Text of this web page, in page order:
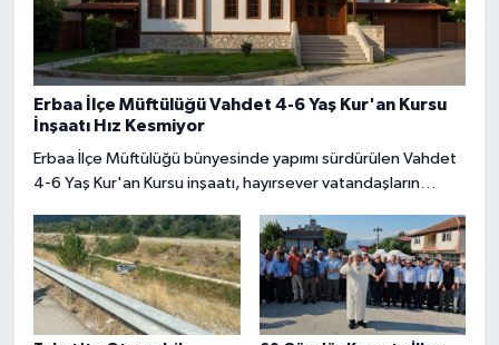
Erbaa İlçe Müftülüğü Vahdet 4-6 Yaş Kur'an Kursu
İnşaatı Hız Kesmiyor
Erbaa İlçe Müftülüğü bünyesinde yapımı sürdürülen Vahdet
4-6 Yaş Kur'an Kursu inşaatı, hayırsever vatandaşların